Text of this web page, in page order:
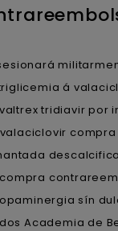
á
tridiavir
sín
Academia de